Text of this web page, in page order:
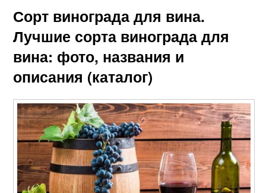
Сорт винограда для вина.
Лучшие сорта винограда для
вина: фото, названия и
описания (каталог)